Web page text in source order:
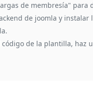
de membresía" para
de joomla y
de la plantilla, haz